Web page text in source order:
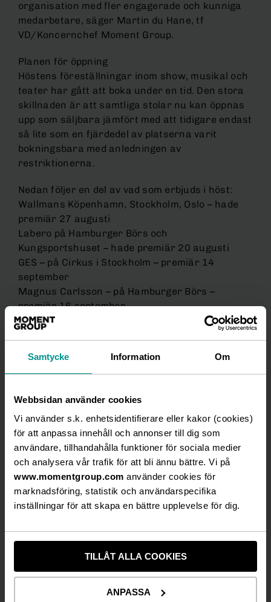
Samtycke Information Om
Webbsidan använder cookies
Vi använder s.k. enhetsidentifierare eller kakor (cookies)
för att anpassa innehåll och annonser till dig som
användare, tillhandahålla funktioner för sociala medier
och analysera vår trafik för att bli ännu bättre. Vi på
www.momentgroup.com använder cookies för
marknadsföring, statistik och användarspecifika
inställningar för att skapa en bättre upplevelse för dig.
TILLÅT ALLA COOKIES
ANPASSA
organisation med fler engagerade och kunniga
medarbetare, säger Martin du Hane, tf
VD/Koncernchef Moment Group.
Planen för öppning
Höstens föreställningar inom show, musikal och
teater har gått att boka under en tid. Den stora
skillnaden är att samtliga stolar nu kan öppnas
upp som säljbara jämfört med att tidigare endast
så lite som en fjärdedel av platserna varit
bokningsbara med anledningen av
restriktionerna.
Nedan följer en del av vad som erbjuds i höst:
Wallmans Köpenhamn, Stockholm, Oslo – hade
premiär 27 augusti
Labero på Hamburger Börs och
Kungsportshuset – hade premiär 20 augusti
GES – på Cirkus i Stockholm – premiär 14
september
Magnus Carlsson – på Hamburger Börs –
premiär 16 september
Annie – på Intiman – premiär den 18 september
(Scen) Sommarbuskis på turné – premiär 1
Saturday Night Fever – på China Teater –
premiär 4 november
Min Sanna Jul – med Sanna Nielsen – på turné –
premiär 19 november
Betydligt fler gäster kommer också att kunna
välkomnas på våra aktivitetsarenor Ballbreaker
– Beskedet att restriktionerna tas bort tror vi
också kommer att påverka människor att vilja
boka. Att gå på show, musikal och teater, träffa